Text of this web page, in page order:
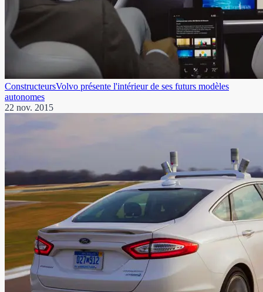
ConstructeursVolvo présente l'intérieur de ses futurs modèles
autonomes
22 nov. 2015